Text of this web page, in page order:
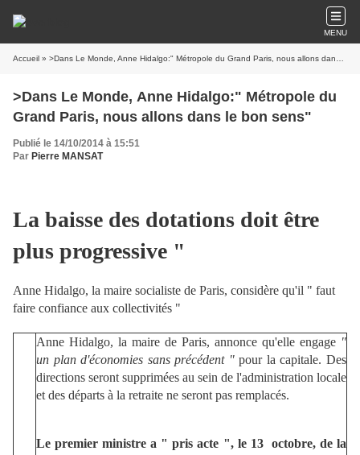
MENU
Accueil » >Dans Le Monde, Anne Hidalgo:" Métropole du Grand Paris, nous allons dans le bon sens"
>Dans Le Monde, Anne Hidalgo:" Métropole du
Grand Paris, nous allons dans le bon sens"
Publié le 14/10/2014 à 15:51
Par Pierre MANSAT
La baisse des dotations doit être
plus progressive "
Anne Hidalgo, la maire socialiste de Paris, considère qu'il " faut
faire confiance aux collectivités "
Anne Hidalgo, la maire de Paris, annonce qu'elle engage "
un plan d'économies sans précédent "pour la capitale. Des
directions seront supprimées au sein de l'administration locale
et des départs à la retraite ne seront pas remplacés.
Le premier ministre a " pris acte ", le 13 octobre, de la